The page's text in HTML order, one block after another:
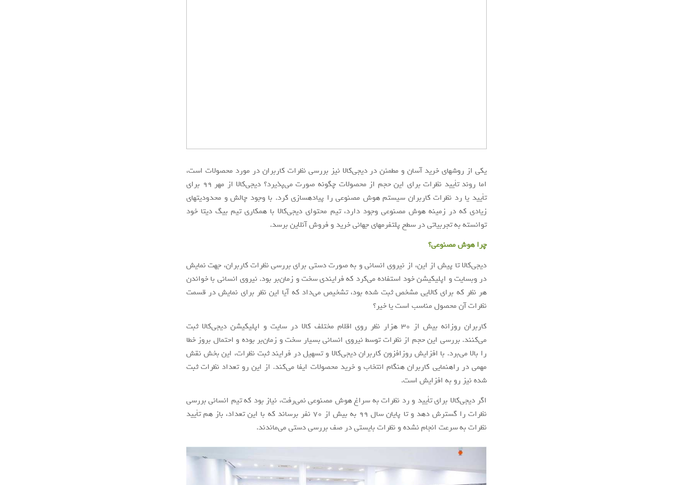
یکی از روش­های خرید آسان و مطمئن در دیجی‌کالا نیز بررسی نظرات کاربران در مورد محصولات است،
اما روند تأیید نظرات برای این حجم از محصولات چگونه صورت می‌پذیرد؟ دیجی‌کالا از مهر ۹۹ برای
تأیید یا رد نظرات کاربران سیستم هوش مصنوعی را پیاده­سازی کرد. با وجود چالش و محدودیت­های
زیادی که در زمینه هوش مصنوعی وجود دارد، تیم محتوای دیجی‌کالا با همکاری تیم بیگ دیتا خود
توانسته به تجربیاتی در سطح پلتفرم­های جهانی خرید و فروش آنلاین برسد.
چرا هوش مصنوعی؟
دیجی‌کالا تا پیش از این، از نیروی انسانی و به صورت دستی برای بررسی نظرات کاربران،‌‌ جهت نمایش
در وبسایت و اپلیکیشن خود استفاده می‌کرد که فرایندی سخت و زمان‌بر بود. نیروی انسانی با خواندن
هر نظر که برای کالایی مشخص ثبت شده بود، تشخیص می‌داد که آیا این نظر برای نمایش در قسمت
نظرات آن محصول مناسب است یا خیر؟
کاربران روزانه بیش از ۳۰ هزار نظر روی اقلام مختلف کالا در سایت و اپلیکیشن دیجی‌کالا ثبت
می‌کنند. بررسی این حجم از نظرات توسط نیروی انسانی بسیار سخت و زمان‌بر بوده و احتمال بروز خطا
را بالا می‌برد. با افزایش روزافزون کاربران دیجی‌کالا و تسهیل در فرایند ثبت نظرات، این بخش نقش
مهمی در راهنمایی کاربران هنگام انتخاب و خرید محصولات ایفا می‌کند. از این رو تعداد نظرات ثبت
شده نیز رو به افزایش است.
اگر دیجی‌کالا برای تأیید و رد نظرات به سراغ هوش مصنوعی نمی‌رفت، نیاز بود که تیم انسانی بررسی
نظرات را گسترش دهد و تا پایان سال ۹۹ به بیش از ۷۰ نفر برساند که با این تعداد، باز هم تأیید
نظرات به سرعت انجام نشده و نظرات بایستی در صف بررسی دستی می‌ماندند.